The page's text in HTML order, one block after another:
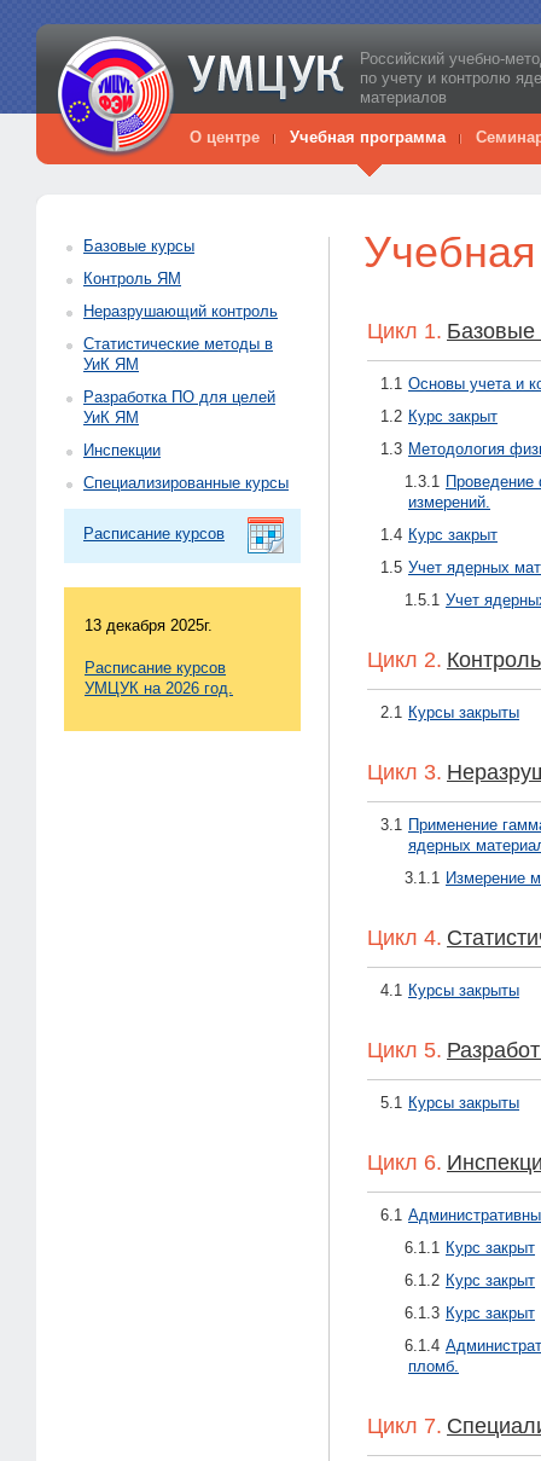
Российский учебно-
по учету и контролю
материалов
О центре Учебная программа
Цикл 1. Базовые
1.1 Основы учета и
1.2 Курс закрыт
1.3 Методология
1.3.1
измерений.
1.4 Курс закрыт
1.5 Учет ядерных
1.5.1 Учет
Цикл 2.
2.1 Курсы закрыты
Цикл 3.
3.1 Применение
ядерных
3.1.1 Измерение
Цикл 4.
4.1 Курсы закрыты
Цикл 5.
5.1 Курсы закрыты
Цикл 6.
6.1
6.1.1 Курс закрыт
6.1.2 Курс закрыт
6.1.3 Курс закрыт
6.1.4
пломб.
Цикл 7.
Базовые курсы
Контроль ЯМ
Неразрушающий контроль
Статистические методы в
УиК ЯМ
Разработка ПО для целей
УиК ЯМ
Инспекции
Специализированные курсы
Расписание курсов
13 декабря 2025г.
Расписание курсов
УМЦУК на 2026 год.